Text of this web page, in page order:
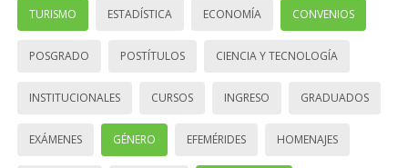
TURISMO ESTADÍSTICA ECONOMÍA CONVENIOS
POSGRADO POSTÍTULOS CIENCIA Y TECNOLOGÍA
INSTITUCIONALES CURSOS INGRESO GRADUADOS
EXÁMENES GÉNERO EFEMÉRIDES HOMENAJES